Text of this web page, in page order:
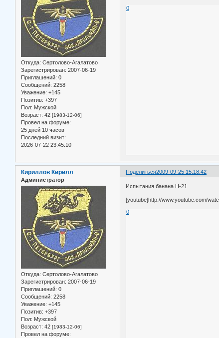
Откуда: Сертолово-Агалатово
Зарегистрирован: 2007-06-19
Приглашений: 0
Сообщений: 2258
Уважение: +145
Позитив: +397
Пол: Мужской
Возраст: 42 [1983-12-06]
Провел на форуме:
25 дней 10 часов
Последний визит:
2026-07-22 23:45:10
0
Поделиться2009-09-25 15:18:42
Кириллов Кирилл
Администратор
Откуда: Сертолово-Агалатово
Зарегистрирован: 2007-06-19
Приглашений: 0
Сообщений: 2258
Уважение: +145
Позитив: +397
Пол: Мужской
Возраст: 42 [1983-12-06]
Провел на форуме:
Испытания банана Н-21
[youtube]http://www.youtube.com/
0